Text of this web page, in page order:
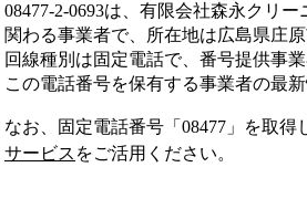
08477-2-0693は、 有限会社森永クリー
関わる事業者で、所在地は広島県庄
回線種別は固定電話で、番号提供事
この電話番号を保有する事業者の最
なお、固定電話番号「 08477 」を取得
サービス をご活用ください。